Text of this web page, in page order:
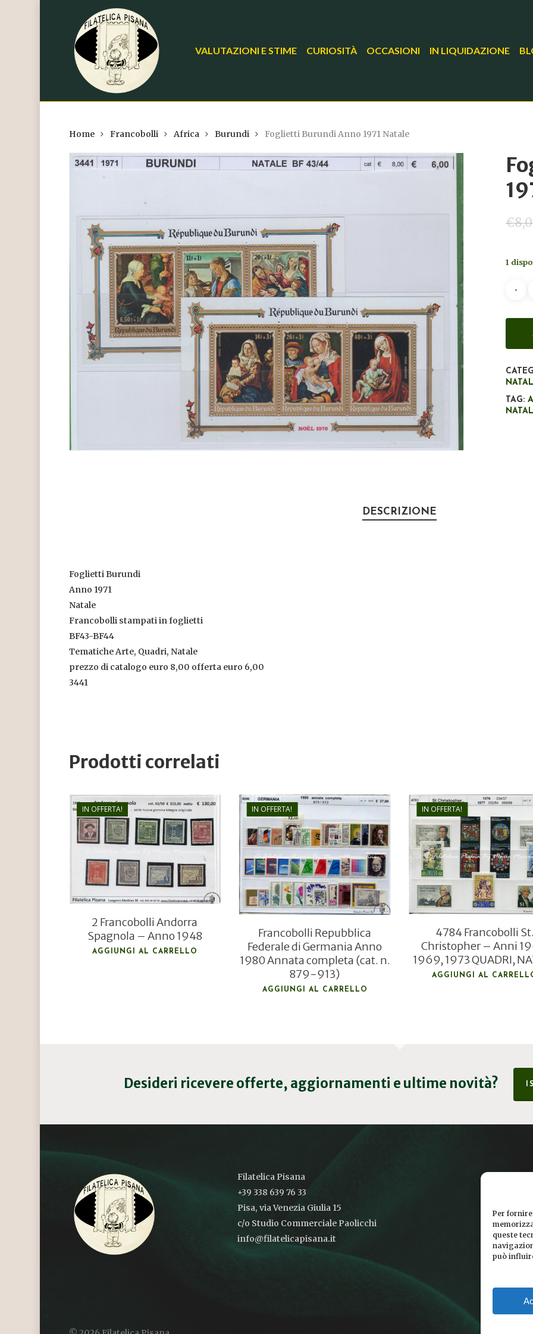
Per
queste
può
Hit enter to search or ESC to close
VALUTAZIONI E STIME CURIOSITÀ OCCASIONI IN LIQUIDAZIONE
Home Francobolli Africa Burundi Foglietti Burundi Anno 1971 Natale
€
1
TAG:
DESCRIZIONE
Foglietti Burundi
Anno 1971
Natale
Francobolli stampati in foglietti
BF43-BF44
Tematiche Arte, Quadri, Natale
prezzo di catalogo euro 8,00 offerta euro 6,00
3441
Prodotti correlati
IN OFFERTA!
€ 130,00
€90,00
2 Francobolli Andorra
Spagnola – Anno 1948
AGGIUNGI AL CARRELLO
IN OFFERTA!
€46,80
€31,50
Francobolli Repubblica
Federale di Germania Anno
1980 Annata completa (cat. n.
879-913)
AGGIUNGI AL CARRELLO
IN OFFERTA!
€5,00
€3,80
4784 Francobolli
Christopher – Anni
1969, 1973 QUADRI,
AGGIUNGI AL
Desideri ricevere offerte, aggiornamenti e ultime novità?
Filatelica Pisana
+39 338 639 76 33
Pisa, via Venezia Giulia 15
c/o Studio Commerciale Paolicchi
info@filatelicapisana.it